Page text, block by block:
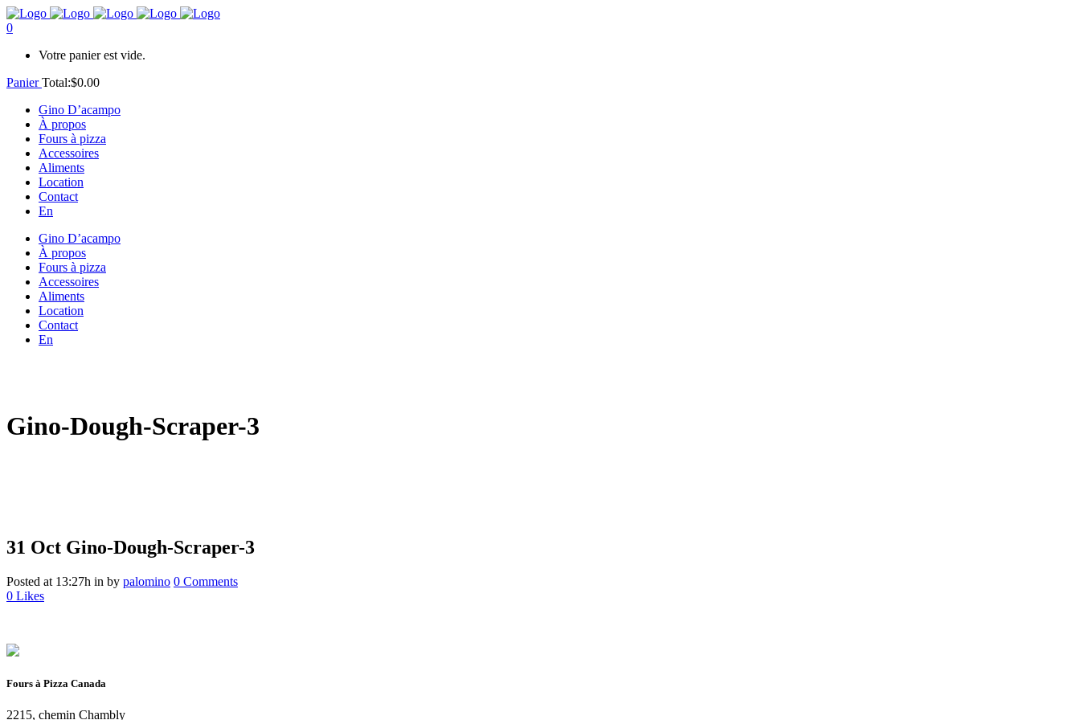
0
Votre panier est vide.
PanierTotal:$0.00
Gino D’acampo
À propos
Fours à pizza
Accessoires
Aliments
Location
Contact
En
Gino D’acampo
À propos
Fours à pizza
Accessoires
Aliments
Location
Contact
En
Gino-Dough-Scraper-3
31 Oct Gino-Dough-Scraper-3
Posted at 13:27h in by palomino 0 Comments
0 Likes
Fours à Pizza Canada
2215, chemin Chambly